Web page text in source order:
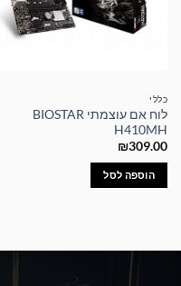
כללי
לוח אם עוצמתי BIOSTAR
H410MH
₪309.00
הוספה לסל